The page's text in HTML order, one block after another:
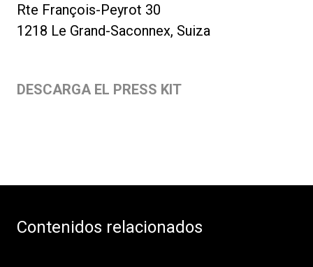
Rte François-Peyrot 30
1218 Le Grand-Saconnex, Suiza
DESCARGA EL PRESS KIT
Contenidos relacionados